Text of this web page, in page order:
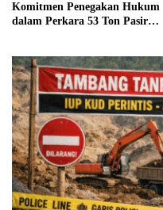
Komitmen Penegakan Hukum
dalam Perkara 53 Ton Pasir